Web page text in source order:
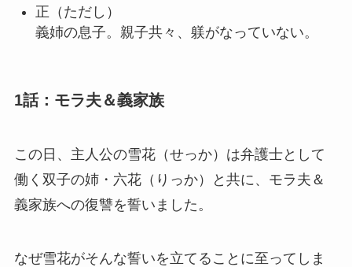
正 （ただし）
義姉の息子。親子共々、躾がなっていない。
1話：モラ夫＆義家族
この日、主人公の雪花（せっか）は弁護士として
働く双子の姉・ 六花（りっか）と共に、 モラ夫＆
義家族への復讐を誓いました。
なぜ雪花がそんな誓いを立てることに至ってしま